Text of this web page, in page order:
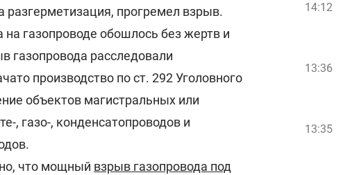
прогремел взрыв.
на газопроводе обошлось без жертв и
газопровода расследовали
производство по ст. 292 Уголовного
объектов магистральных или
, газо-, конденсатопроводов и
что мощный взрыв газопровода под
14:12
13:36
13:35